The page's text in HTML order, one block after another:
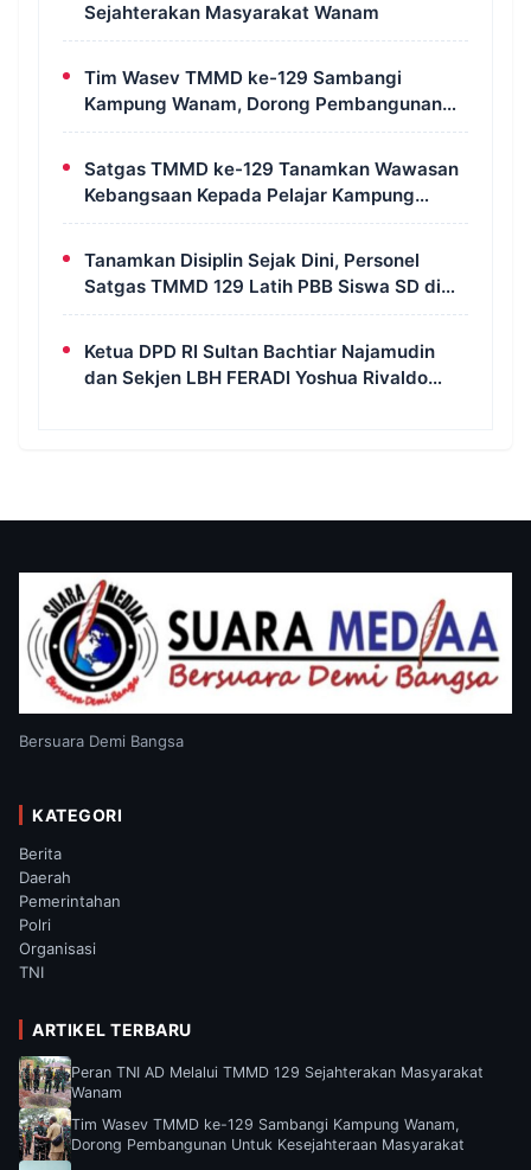
Sejahterakan Masyarakat Wanam
Tim Wasev TMMD ke-129 Sambangi
Kampung Wanam, Dorong Pembangunan
Untuk Kesejahteraan Masyarakat
Satgas TMMD ke-129 Tanamkan Wawasan
Kebangsaan Kepada Pelajar Kampung
Wanam Merauke
Tanamkan Disiplin Sejak Dini, Personel
Satgas TMMD 129 Latih PBB Siswa SD di
Kampung Wanam
Ketua DPD RI Sultan Bachtiar Najamudin
dan Sekjen LBH FERADI Yoshua Rivaldo
Bersuara Demi Bangsa
KATEGORI
Berita
Daerah
Pemerintahan
Polri
Organisasi
TNI
ARTIKEL TERBARU
Peran TNI AD Melalui TMMD 129 Sejahterakan Masyarakat
Wanam
Tim Wasev TMMD ke-129 Sambangi Kampung Wanam,
Dorong Pembangunan Untuk Kesejahteraan Masyarakat